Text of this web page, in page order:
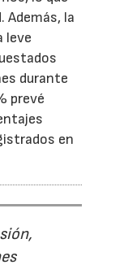
Además, la
leve
durante
prevé
en